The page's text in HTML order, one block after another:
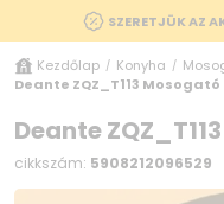
SZERETJÜK AZ
Kezdőlap / Konyha /
Deante ZQZ_T113
Deante
cikkszám: 5908212096529